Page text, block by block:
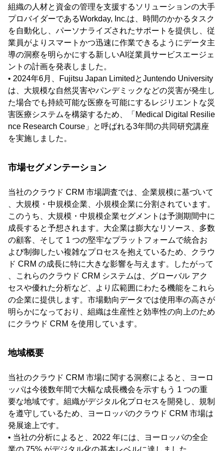
組織の人材と資金の管理を支援するソリューションの大手
プロバイダーであるWorkday, Inc.は、時間のかかるタスク
を自動化し、パーソナライズされたサポートを提供し、従
業員がよりスマートかつ迅速に作業できるようにデータ主
導の洞察を明らかにする新しいAI従業員サービスエージェ
ントの計画を発表しました。
• 2024年6月、Fujitsu Japan LimitedとJuntendo University
は、大規模な自然災害やパンデミックなどの災害が発生し
た場合でも持続可能な医療を可能にするレジリエントな災
害医療システムを構築するため、「Medical Digital Resilie
nce Research Course」と呼ばれる3年間の共同研究講座
を実施しました。
市場セグメンテーション
当社のクラウド CRM 市場調査では、企業規模に基づいて
、大規模・中規模企業、小規模企業に分割されています。
このうち、大規模・中規模企業セグメントは予測期間中に
成長すると予想されます。大企業は膨大なリソース、多数
の顧客、そして 1 つの堅牢なプラットフォームで統合お
よび制御したい複雑なプロセスを抱えているため、クラウ
ド CRM の成長に特に大きな影響を与えます。したがって
、これらのクラウド CRM システムは、グローバル アク
セスや優れた分析など、より広範囲にわたる機能をこれら
の企業に提供します。市場動向データでは使用率の高さが
明らかになっており、組織は生産性と効率性の向上のため
にクラウド CRM を使用しています。
地域概要
当社のクラウド CRM 市場に関する洞察によると、ヨーロ
ッパは今後数年間で大幅な成長機会を示すもう 1 つの重
要な地域です。組織がデジタル化プロセスを開発し、規制
を遵守しているため、ヨーロッパのクラウド CRM 市場は
発展途上です。
• 当社の分析によると、2022 年には、ヨーロッパの全企